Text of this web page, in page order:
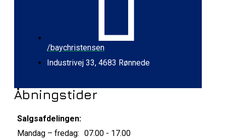
/baychristensen
Industrivej 33, 4683 Rønnede
Åbningstider
Salgsafdelingen:
Mandag – fredag: 07.00 - 17.00